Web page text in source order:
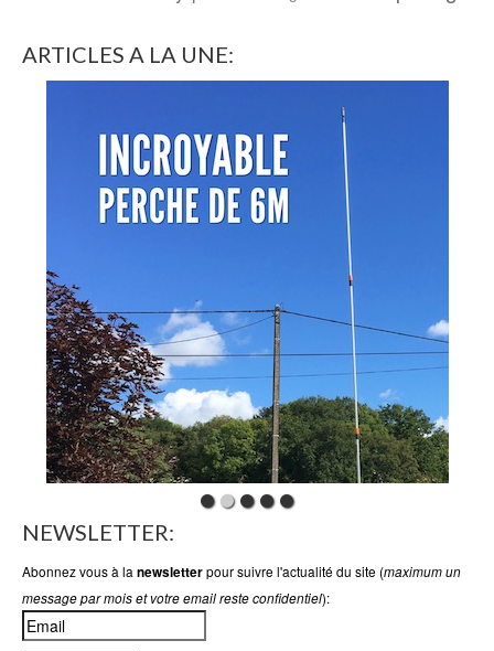
ARTICLES A LA UNE:
NEWSLETTER:
Abonnez vous à la newsletterpour suivre l'actualité du site (maximum un
message par mois et votre email reste confidentiel):